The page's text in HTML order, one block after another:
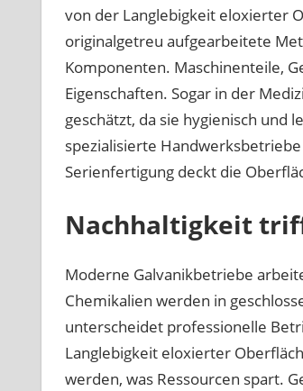
von der Langlebigkeit eloxierter
originalgetreu aufgearbeitete
Komponenten. Maschinenteile,
Eigenschaften. Sogar in der
geschätzt, da sie hygienisch und
spezialisierte
Serienfertigung deckt die
Nachhaltigkeit
Moderne Galvanikbetriebe
Chemikalien werden in
unterscheidet professionelle
Langlebigkeit eloxierter
werden, was Ressourcen spart.